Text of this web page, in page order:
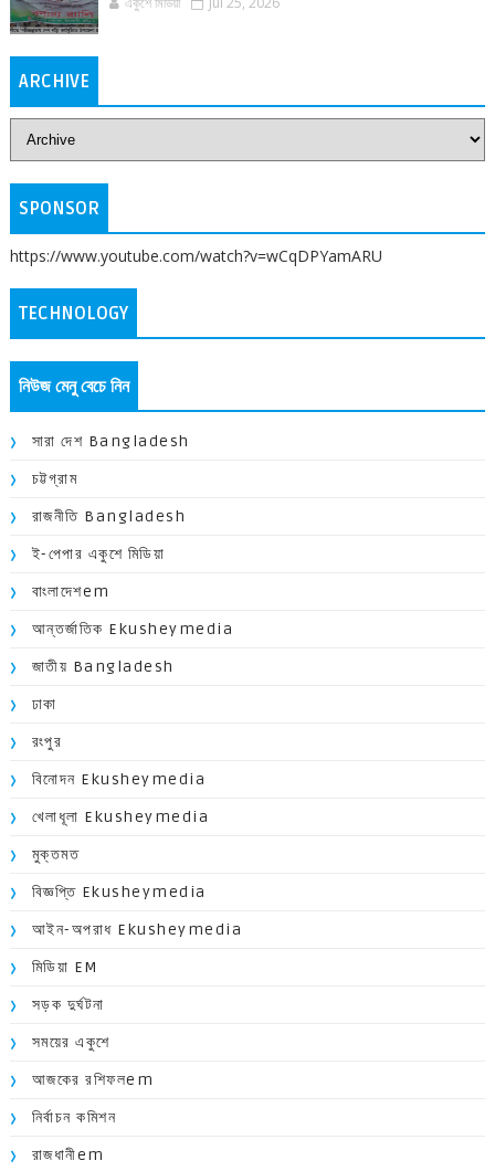
ARCHIVE
SPONSOR
https://www.youtube.com/watch?v=wCqDPYamARU
TECHNOLOGY
নিউজ মেনু বেচে নিন
সারা দেশ Bangladesh
চট্টগ্রাম
রাজনীতি Bangladesh
ই-পেপার একুশে মিডিয়া
বাংলাদেশem
আন্তর্জাতিক Ekusheymedia
জাতীয় Bangladesh
ঢাকা
রংপুর
বিনোদন Ekusheymedia
খেলাধূলা Ekusheymedia
মুক্তমত
বিজ্ঞপ্তি Ekusheymedia
আইন-অপরাধ Ekusheymedia
মিডিয়া EM
সড়ক দুর্ঘটনা
সময়ের একুশে
আজকের রশিফলem
নির্বাচন কমিশন
রাজধানীem